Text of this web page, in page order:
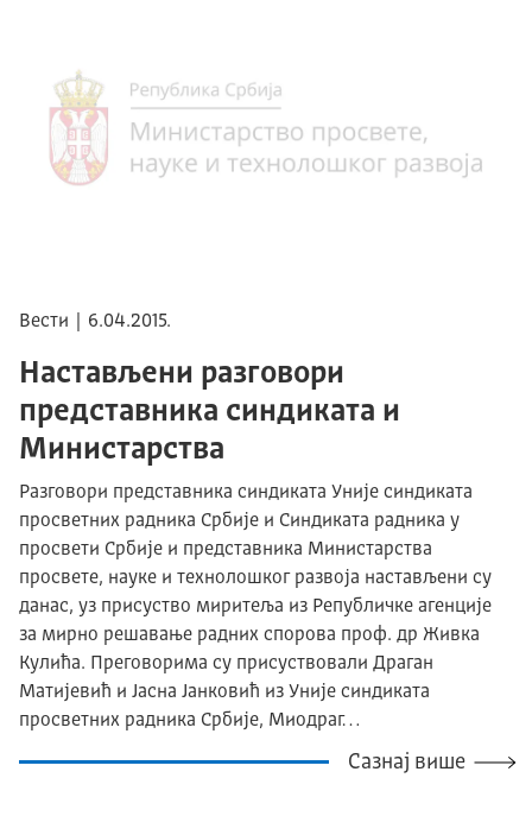
Вести | 6.04.2015.
Настављени разговори
представника синдиката и
Министарства
Разговори представника синдиката Уније синдиката
просветних радника Србије и Синдиката радника у
просвети Србије и представника Министарства
просвете, науке и технолошког развоја настављени су
данас, уз присуство миритеља из Републичке агенције
за мирно решавање радних спорова проф. др Живка
Кулића. Преговорима су присуствовали Драган
Матијевић и Јасна Јанковић из Уније синдиката
просветних радника Србије, Миодраг…
Сазнај више